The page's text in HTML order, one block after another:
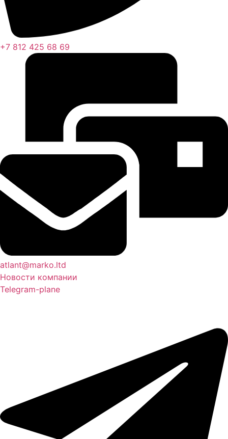
+7 812 425 68 69
atlant@marko.ltd
Новости компании
Telegram-plane